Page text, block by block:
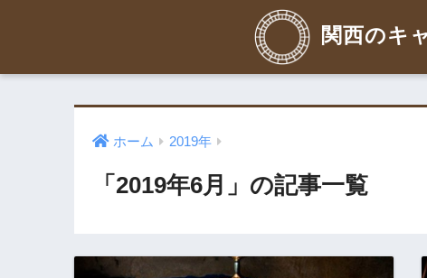
関西のキ
ホーム 2019年
「2019年6月」の記事一覧